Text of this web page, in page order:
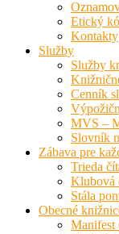
Etický
Kontakty
Služby
Služby
Cenník
MVS –
Slovník
Zábava pre
Trieda
Klubová
Stála
Obecné
Manifest